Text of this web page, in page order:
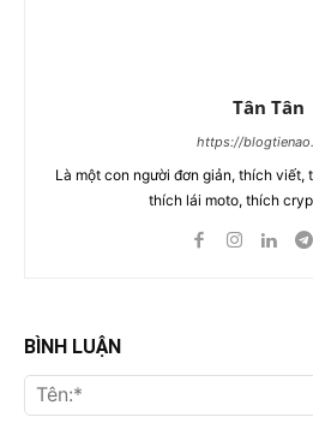
Tân Tân
https://
Là một con người đơn giản, thích viết,
thích lái moto, thích
BÌNH LUẬN